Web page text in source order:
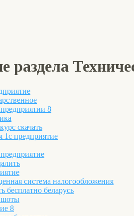
раздела
8
скачать
1с предприятие
система налогообложения
бесплатно беларусь
8